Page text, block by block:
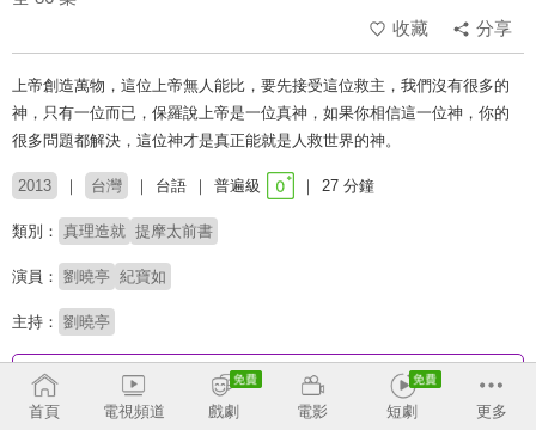
收藏
分享
上帝創造萬物，這位上帝無人能比，要先接受這位救主，我們沒有很多的
神，只有一位而已，保羅說上帝是一位真神，如果你相信這一位神，你的
很多問題都解決，這位神才是真正能就是人救世界的神。
2013 台灣 台語 普遍級 27 分鐘
類別： 真理造就 提摩太前書
演員： 劉曉亭 紀寶如
主持： 劉曉亭
收回
首頁
電視頻道 戲劇 電影 短劇 更多